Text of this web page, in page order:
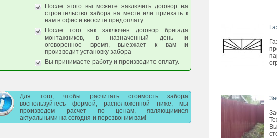
После этого вы можете заключить договор на
строительство забора на месте или приехать к
нам в офис и вносите предоплату
После того как заключен договор бригада
монтажников, в назначенный день и
оговоренное время, выезжает к вам и
производит установку забора
Вы принимаете работу и производите оплату.
Для того, чтобы расчитать стоимость забора
воспользуйтесь формой, расположенной ниже, мы
произведем расчет по ценам, являющимися
актуальными на сегодня и перезвоним вам!